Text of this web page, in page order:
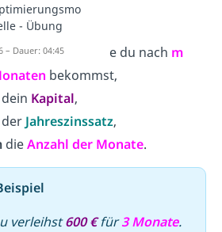
dieZinsen , die du nach m
bekommst,
dein Kapital,
der Jahreszinssatz,
dieAnzahl der Monate.
verleihst600 €für3 Monate.
- Übung
– Dauer: 04:45